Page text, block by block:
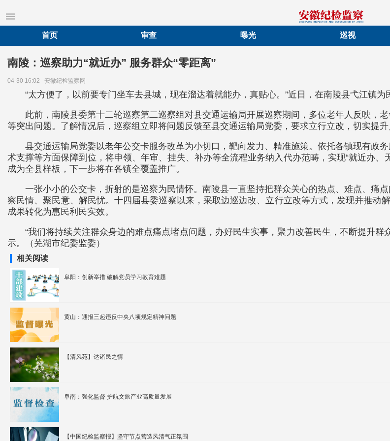
首页
审查 曝光 巡视
南陵：巡察助力“就近办” 服务群众“零距离”
04-30 16:02 安徽纪检监察网
“太方便了，以前要专门坐车去县城，现在溜达着就能办，真贴心。”近日，在南陵县弋江镇
此前，南陵县委第十二轮巡察第二巡察组对县交通运输局开展巡察期间，多位老年人反映，
等突出问题。了解情况后，巡察组立即将问题反馈至县交通运输局党委，要求立行立改，切实提升
县交通运输局党委以老年公交卡服务改革为小切口，靶向发力、精准施策。依托各镇现有政
术支撑等方面保障到位，将申领、年审、挂失、补办等全流程业务纳入代办范畴，实现“就近办、
成为全县样板，下一步将在各镇全覆盖推广。
一张小小的公交卡，折射的是巡察为民情怀。南陵县一直坚持把群众关心的热点、难点、痛
察民情、聚民意、解民忧。十四届县委巡察以来，采取边巡边改、立行立改等方式，发现并推动
成果转化为惠民利民实效。
“我们将持续关注群众身边的难点痛点堵点问题，办好民生实事，聚力改善民生，不断提升
示。（芜湖市纪委监委）
相关阅读
阜阳：创新举措 破解党员学习教育难题
黄山：通报三起违反中央八项规定精神问题
【清风苑】达诸民之情
阜南：强化监督 护航文旅产业高质量发展
【中国纪检监察报】坚守节点营造风清气正氛围